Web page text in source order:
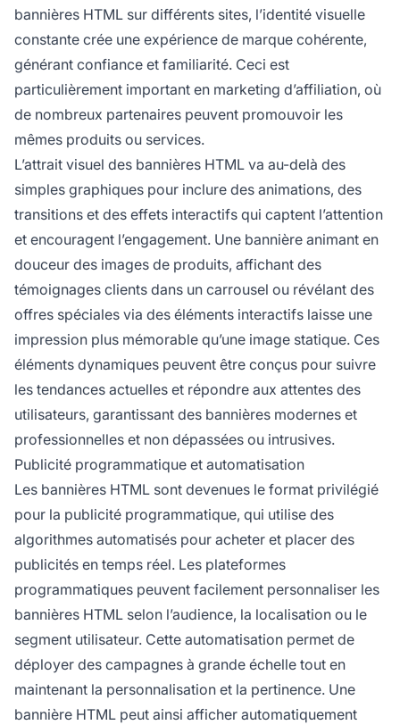
bannières HTML sur différents sites, l’identité visuelle
constante crée une expérience de marque cohérente,
générant confiance et familiarité. Ceci est
particulièrement important en marketing d’affiliation, où
de nombreux partenaires peuvent promouvoir les
mêmes produits ou services.
L’attrait visuel des bannières HTML va au-delà des
simples graphiques pour inclure des animations, des
transitions et des effets interactifs qui captent l’attention
et encouragent l’engagement. Une bannière animant en
douceur des images de produits, affichant des
témoignages clients dans un carrousel ou révélant des
offres spéciales via des éléments interactifs laisse une
impression plus mémorable qu’une image statique. Ces
éléments dynamiques peuvent être conçus pour suivre
les tendances actuelles et répondre aux attentes des
utilisateurs, garantissant des bannières modernes et
professionnelles et non dépassées ou intrusives.
Publicité programmatique et automatisation
Les bannières HTML sont devenues le format privilégié
pour la publicité programmatique, qui utilise des
algorithmes automatisés pour acheter et placer des
publicités en temps réel. Les plateformes
programmatiques peuvent facilement personnaliser les
bannières HTML selon l’audience, la localisation ou le
segment utilisateur. Cette automatisation permet de
déployer des campagnes à grande échelle tout en
maintenant la personnalisation et la pertinence. Une
bannière HTML peut ainsi afficher automatiquement